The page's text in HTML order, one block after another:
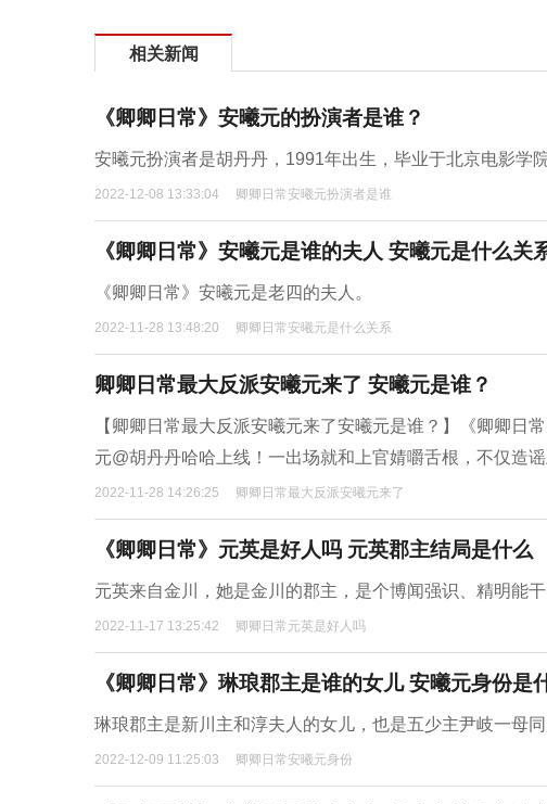
相关新闻
《卿卿日常》安曦元的扮演者是谁？
安曦元扮演者是胡丹丹，1991年出生，毕业于北京电影学
2022-12-08 13:33:04 卿卿日常安曦元扮演者是谁
《卿卿日常》安曦元是谁的夫人 安曦元是什么关
《卿卿日常》安曦元是老四的夫人。
2022-11-28 13:48:20 卿卿日常安曦元是什么关系
卿卿日常最大反派安曦元来了 安曦元是谁？
【卿卿日常最大反派安曦元来了安曦元是谁？】《卿卿日
元@胡丹丹哈哈上线！一出场就和上官婧嚼舌根，不仅造
2022-11-28 14:26:25 卿卿日常最大反派安曦元来了
《卿卿日常》元英是好人吗 元英郡主结局是什么
元英来自金川，她是金川的郡主，是个博闻强识、精明能干
2022-11-17 13:25:42 卿卿日常元英是好人吗
《卿卿日常》琳琅郡主是谁的女儿 安曦元身份是
琳琅郡主是新川主和淳夫人的女儿，也是五少主尹岐一母同
2022-12-09 11:25:03 卿卿日常安曦元身份